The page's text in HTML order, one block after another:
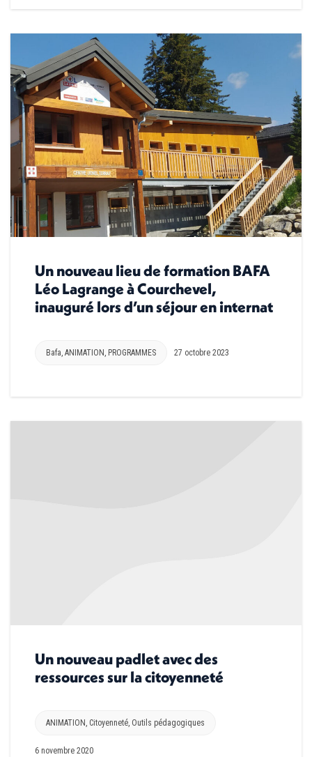
Un nouveau lieu de formation BAFA
Léo Lagrange à Courchevel,
inauguré lors d’un séjour en internat
Bafa, ANIMATION , PROGRAMMES 27 octobre 2023
Un nouveau padlet avec des
ressources sur la citoyenneté
ANIMATION , Citoyenneté, Outils pédagogiques
6 novembre 2020